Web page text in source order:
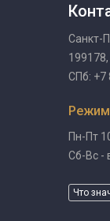
Санкт-
СПб: +7
Пн-Пт
Сб-Вс -
Что